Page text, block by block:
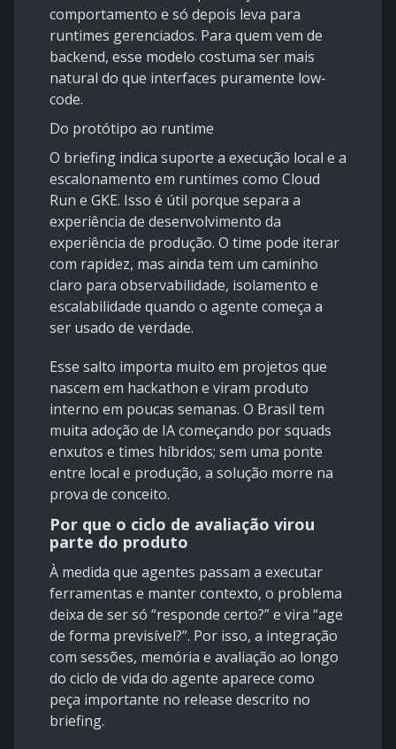
comportamento e só depois leva para
runtimes gerenciados. Para quem vem de
backend, esse modelo costuma ser mais
natural do que interfaces puramente low-
code.
Do protótipo ao runtime
O briefing indica suporte a execução local e a
escalonamento em runtimes como Cloud
Run e GKE. Isso é útil porque separa a
experiência de desenvolvimento da
experiência de produção. O time pode iterar
com rapidez, mas ainda tem um caminho
claro para observabilidade, isolamento e
escalabilidade quando o agente começa a
ser usado de verdade.
Esse salto importa muito em projetos que
nascem em hackathon e viram produto
interno em poucas semanas. O Brasil tem
muita adoção de IA começando por squads
enxutos e times híbridos; sem uma ponte
entre local e produção, a solução morre na
prova de conceito.
Por que o ciclo de avaliação virou
parte do produto
À medida que agentes passam a executar
ferramentas e manter contexto, o problema
deixa de ser só “responde certo?” e vira “age
de forma previsível?”. Por isso, a integração
com sessões, memória e avaliação ao longo
do ciclo de vida do agente aparece como
peça importante no release descrito no
briefing.